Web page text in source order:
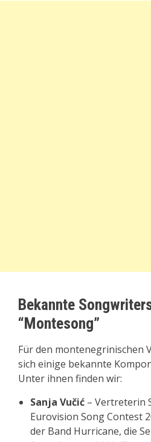
Bekannte
“Montesong”
Für den montenegrinischen
sich einige bekannte
Unter ihnen finden wir:
Sanja Vučić – Vertreterin
Eurovision Song Contest
der Band Hurricane, die